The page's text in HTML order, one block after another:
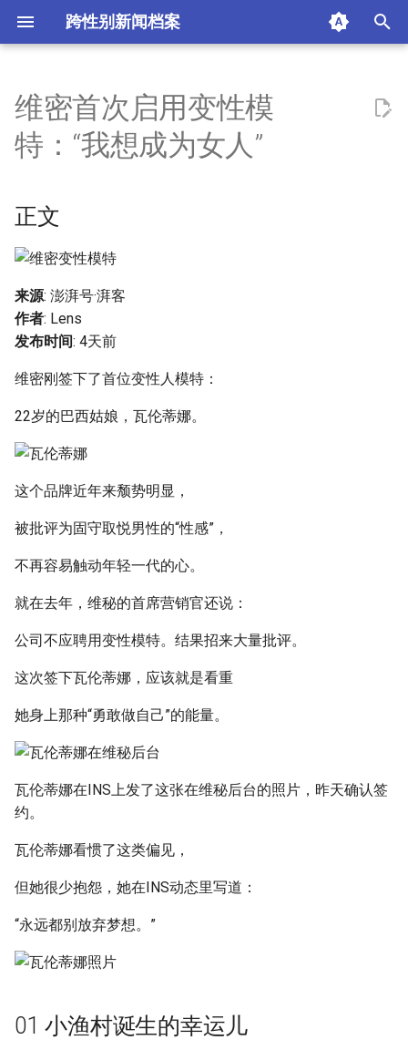
跨性别新闻档案
n
a
l
i
z
n
g
s
e
a
正文
02 晚年才敢面对自己的“美国
成为一个女孩儿”
摘要与附加信息
附加信息 [Processed Page
Metadata]
维密首次启用变性模
特：“我想成为女人”
正文
来源: 澎湃号·湃客
作者: Lens
发布时间: 4天前
维密刚签下了首位变性人模特：
22岁的巴西姑娘，瓦伦蒂娜。
这个品牌近年来颓势明显，
被批评为固守取悦男性的“性感”，
不再容易触动年轻一代的心。
就在去年，维秘的首席营销官还说：
公司不应聘用变性模特。结果招来大量批评。
这次签下瓦伦蒂娜，应该就是看重
她身上那种“勇敢做自己”的能量。
瓦伦蒂娜在INS上发了这张在维秘后台的照片，昨天确认签
约。
瓦伦蒂娜看惯了这类偏见，
但她很少抱怨，她在INS动态里写道：
“永远都别放弃梦想。”
01 小渔村诞生的幸运儿